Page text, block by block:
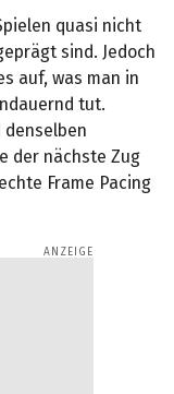
quasi nicht
sind. Jedoch
auf, was man in
tut.
der nächste Zug
Frame Pacing